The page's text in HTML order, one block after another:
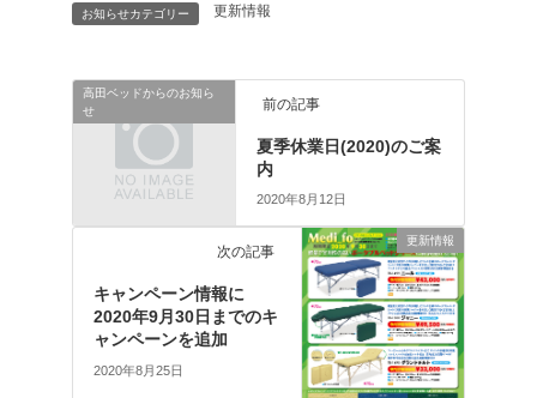
お知らせカテゴリー 更新情報
高田ベッドからのお知ら
せ
前の記事
夏季休業日(2020)のご案
内
2020年8月12日
更新情報
次の記事
キャンペーン情報に
2020年9月30日までのキ
ャンペーンを追加
2020年8月25日